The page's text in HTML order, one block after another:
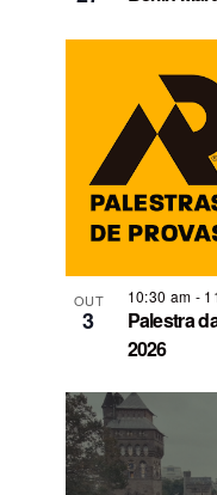
OUT
3
Palestra
2026
10:30 am -